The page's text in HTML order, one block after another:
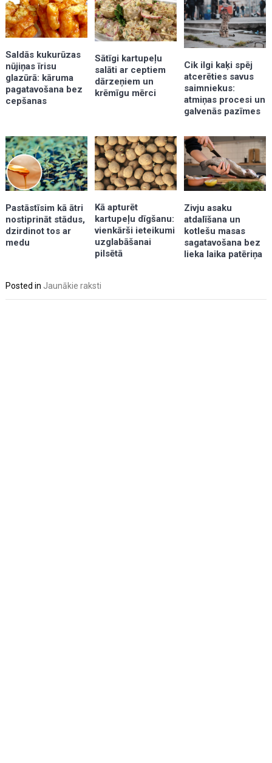
Saldās kukurūzas
nūjiņas īrisu
glazūrā: kāruma
pagatavošana bez
cepšanas
Sātīgi kartupeļu
salāti ar ceptiem
dārzeņiem un
krēmīgu mērci
Cik ilgi kaķi spēj
atcerēties savus
saimniekus:
atmiņas procesi un
galvenās pazīmes
Pastāstīsim kā ātri
nostiprināt stādus,
dzirdinot tos ar
medu
Kā apturēt
kartupeļu dīgšanu:
vienkārši ieteikumi
uzglabāšanai
pilsētā
Zivju asaku
atdalīšana un
kotlešu masas
sagatavošana bez
lieka laika patēriņa
Posted in Jaunākie raksti